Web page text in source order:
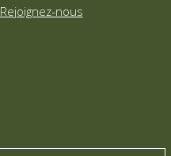
Rejoignez-nous